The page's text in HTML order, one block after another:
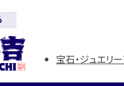
宝石・ジュエリ